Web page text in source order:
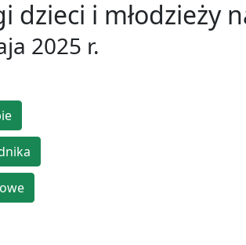
dzieci i młodzieży
2025 r.